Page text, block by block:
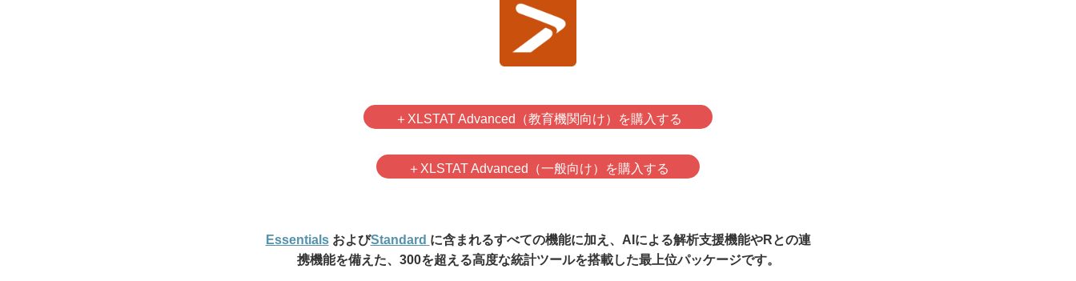
＋XLSTAT Advanced（教育機関向け）を購入する
＋XLSTAT Advanced（一般向け）を購入する
EssentialsおよびStandard に含まれるすべての機能に加え、AIによる解析支援機能やRとの連
携機能を備えた、300を超える高度な統計ツールを搭載した最上位パッケージです。